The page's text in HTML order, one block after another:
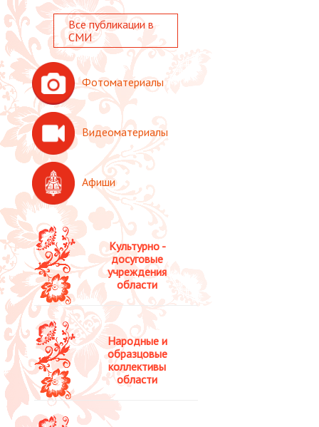
Культурно -
досуговые
учреждения
области
Народные и
образцовые
коллективы
области
Все публикации в
СМИ
Фотоматериалы
Видеоматериалы
Афиши